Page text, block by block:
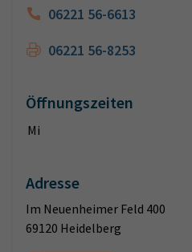
06221 56-6613
06221 56-8253
Öffnungszeiten
Mi
Adresse
Im Neuenheimer Feld 400
69120 Heidelberg